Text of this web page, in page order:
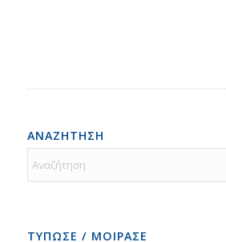
ΑΝΑΖΗΤΗΣΗ
ΤΥΠΩΣΕ / ΜΟΙΡΑΣΕ